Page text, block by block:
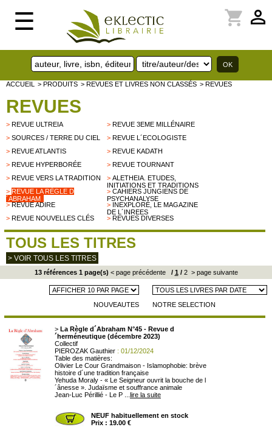
☰ perm_identity
shopping_cart
ACCUEIL > PRODUITS > REVUES ET LIVRES NON CLASSÉS > REVUES
REVUES
> REVUE ULTREIA >REVUE 3EME MILLÉNAIRE
> SOURCES / TERRE DU CIEL >REVUE L´ECOLOGISTE
> REVUE ATLANTIS >REVUE KADATH
> REVUE HYPERBORÉE >REVUE TOURNANT
> REVUE VERS LA TRADITION >ALETHEIA. ETUDES,
INITIATIONS ET TRADITIONS
> REVUE LA RÈGLE D
´ABRAHAM
>CAHIERS JUNGIENS DE
PSYCHANALYSE
>REVUE ADIRE > INEXPLORÉ, LE MAGAZINE
DE L´INREES
> REVUE NOUVELLES CLÉS >REVUES DIVERSES
TOUS LES TITRES
> VOIR TOUS LES TITRES
13 références 1 page(s) < page précédente/ 1 /2 > page suivante
NOUVEAUTES NOTRE SELECTION
> La Règle d´Abraham N°45 - Revue d
´herméneutique (décembre 2023)
Collectif
PIEROZAK Gauthier : 01/12/2024
Table des matières:
Olivier Le Cour Grandmaison - Islamophobie: brève
histoire d´une tradition française
Yehuda Moraly - « Le Seigneur ouvrit la bouche de l
´ânesse ». Judaïsme et souffrance animale
Jean-Luc Périllié - Le P ... lire la suite
NEUF habituellement en stock
Prix : 19.00 €